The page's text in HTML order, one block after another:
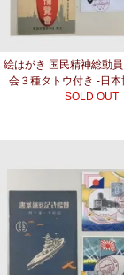
絵はがき 国民精神総動
会３種タトウ付き -日
SOLD OUT